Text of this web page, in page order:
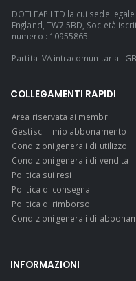
DOTLEAP LTD la cui sede
England, TW7 5BD, Società
numero : 10955865.
Partita IVA intracomunitaria :
COLLEGAMENTI RAPIDI
Area riservata ai membri
Gestisci il mio abbonamento
Condizioni generali di utilizzo
Condizioni generali di vendita
Politica sui resi
Politica di consegna
Politica di rimborso
Condizioni generali di
INFORMAZIONI